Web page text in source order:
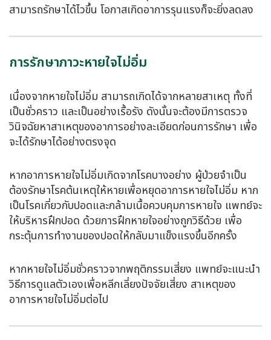
สามารถรักษาได้ไวขึ้น โอกาสเกิดอาการรุนแรงก็จะยิ่งลดลง
การรักษาภาวะหายใจไม่อิ่ม
เนื่องจากหายใจไม่อิ่ม สามารถเกิดได้จากหลายสาเหตุ ทั้งที่
เป็นชั่วคราว และเป็นอย่างเรื้อรัง ดังนั้นจะต้องมีการตรวจ
วินิจฉัยหาสาเหตุของอาการอย่างละเอียดก่อนการรักษา เพื่อ
จะได้รักษาได้อย่างตรงจุด
หากอาการหายใจไม่อิ่มเกิดจากโรคบางอย่าง ผู้ป่วยจำเป็น
ต้องรักษาโรคต้นเหตุให้หายเพื่อหยุดอาการหายใจไม่อิ่ม หาก
เป็นโรคเกี่ยวกับปอดและกล้ามเนื้อควบคุมการหายใจ แพทย์จะ
ให้บริหารฝึกปอด ด้วยการฝึกหายใจอย่างถูกวิธีด้วย เพื่อ
กระตุ้นการทำงานของปอดให้กลับมาแข็งแรงขึ้นอีกครั้ง
หากหายใจไม่อิ่มชั่วคราวจากพฤติกรรมเสี่ยง แพทย์จะแนะนำ
วิธีการดูแลตัวเองเพื่อหลีกเลี่ยงปัจจัยเสี่ยง สาเหตุของ
อาการหายใจไม่อิ่มต่อไป